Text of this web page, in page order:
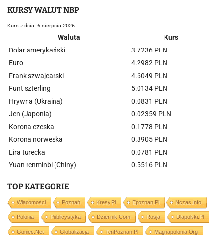
KURSY WALUT NBP
Kurs z dnia: 6 sierpnia 2026
Waluta
Kurs
Dolar amerykański
3.7236 PLN
Euro
4.2982 PLN
Frank szwajcarski
4.6049 PLN
Funt szterling
5.0134 PLN
Hrywna (Ukraina)
0.0831 PLN
Jen (Japonia)
0.02359 PLN
Korona czeska
0.1778 PLN
Korona norweska
0.3905 PLN
Lira turecka
0.0781 PLN
Yuan renminbi (Chiny)
0.5516 PLN
TOP KATEGORIE
Wiadomości Poznań Kresy.pl Epoznan.pl Nczas.info
Polonia Publicystyka Dziennik.com Rosja Dlapolski.pl
Goniec.net Globalizacja TenPoznan.pl Magnapolonia.org